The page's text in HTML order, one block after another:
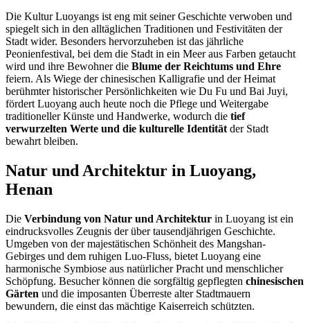
Die Kultur Luoyangs ist eng mit seiner Geschichte verwoben und
spiegelt sich in den alltäglichen Traditionen und Festivitäten der
Stadt wider. Besonders hervorzuheben ist das jährliche
Peonienfestival, bei dem die Stadt in ein Meer aus Farben getaucht
wird und ihre Bewohner die Blume der Reichtums und Ehre
feiern. Als Wiege der chinesischen Kalligrafie und der Heimat
berühmter historischer Persönlichkeiten wie Du Fu und Bai Juyi,
fördert Luoyang auch heute noch die Pflege und Weitergabe
traditioneller Künste und Handwerke, wodurch die tief
verwurzelten Werte und die kulturelle Identität der Stadt
bewahrt bleiben.
Natur und Architektur in Luoyang,
Henan
Die Verbindung von Natur und Architektur in Luoyang ist ein
eindrucksvolles Zeugnis der über tausendjährigen Geschichte.
Umgeben von der majestätischen Schönheit des Mangshan-
Gebirges und dem ruhigen Luo-Fluss, bietet Luoyang eine
harmonische Symbiose aus natürlicher Pracht und menschlicher
Schöpfung. Besucher können die sorgfältig gepflegten chinesischen
Gärten und die imposanten Überreste alter Stadtmauern
bewundern, die einst das mächtige Kaiserreich schützten.